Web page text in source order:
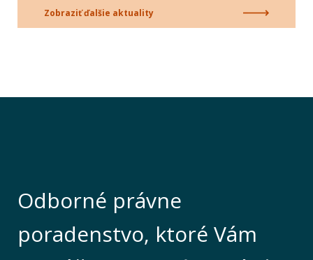
Zobraziť ďalšie aktuality
Odborné právne
poradenstvo, ktoré Vám